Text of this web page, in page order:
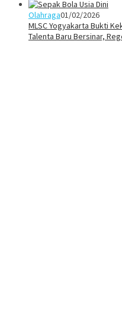
Olahraga01/02/2026
MLSC Yogyakarta Bukti
Talenta Baru Bersinar,